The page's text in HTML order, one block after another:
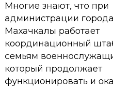
Многие знают, что при
администрации города
Махачкалы работает
координационный
семьям
который продолжает
функционировать и